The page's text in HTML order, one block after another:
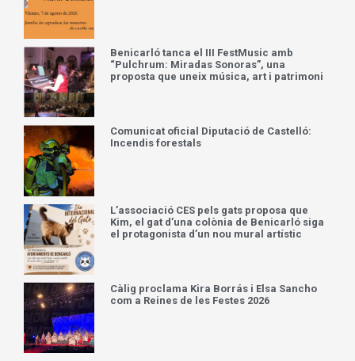
Benicarló tanca el III FestMusic amb
“Pulchrum: Miradas Sonoras”, una
proposta que uneix música, art i patrimoni
Comunicat oficial Diputació de Castelló:
Incendis forestals
L’associació CES pels gats proposa que
Kim, el gat d’una colònia de Benicarló siga
el protagonista d’un nou mural artístic
Càlig proclama Kira Borrás i Elsa Sancho
com a Reines de les Festes 2026